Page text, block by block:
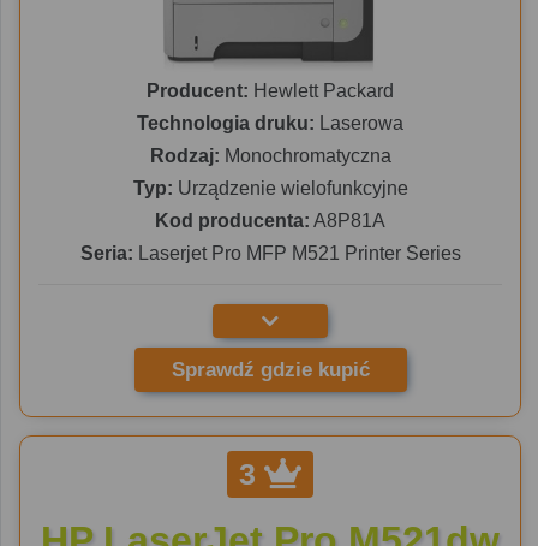
Producent: Hewlett Packard
Technologia druku: Laserowa
Rodzaj: Monochromatyczna
Typ: Urządzenie wielofunkcyjne
Kod producenta: A8P81A
Seria: Laserjet Pro MFP M521 Printer Series
Sprawdź gdzie kupić
3